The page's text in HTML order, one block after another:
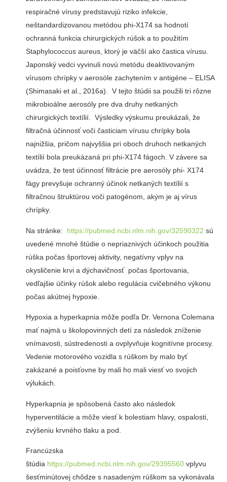
respiračné vírusy predstavujú riziko infekcie,
neštandardizovanou metódou phi-X174 sa hodnotí
ochranná funkcia chirurgických rúšok a to použitím
Staphylococcus aureus, ktorý je väčší ako častica vírusu.
Japonský vedci vyvinuli novú metódu deaktivovaným
vírusom chrípky v aerosóle zachytením v antigéne – ELISA
(Shimasaki et al., 2016a). V tejto štúdii sa použili tri rôzne
mikrobioálne aerosóly pre dva druhy netkaných
chirurgických textílií. Výsledky výskumu preukázali, že
filtračná účinnosť voči časticiam vírusu chrípky bola
najnižšia, pričom najvyššia pri oboch druhoch netkaných
textílií bola preukázaná pri phi-X174 fágoch. V závere sa
uvádza, že test účinnosť filtrácie pre aerosóly phi- X174
fágy prevyšuje ochranný účinok netkaných textílií s
filtračnou štruktúrou voči patogénom, akým je aj vírus
chrípky.
Na stránke: https://pubmed.ncbi.nlm.nih.gov/32590322 sú
uvedené mnohé štúdie o nepriaznivých účinkoch použitia
rúška počas športovej aktivity, negatívny vplyv na
okysličenie krvi a dýchavičnosť počas športovania,
vedľajšie účinky rúšok alebo regulácia cvičebného výkonu
počas akútnej hypoxie.
Hypoxia a hyperkapnia môže podľa Dr. Vernona Colemana
mať najmä u školopovinných detí za následok zníženie
vnímavosti, sústredenosti a ovplyvňuje kognitívne procesy.
Vedenie motorového vozidla s rúškom by malo byť
zakázané a poisťovne by mali ho mali viesť vo svojich
výlukách.
Hyperkapnia je spôsobená často ako následok
hyperventilácie a môže viesť k bolestiam hlavy, ospalosti,
zvýšeniu krvného tlaku a pod.
Francúzska
štúdia https://pubmed.ncbi.nlm.nih.gov/29395560vplyvu
šesťminútovej chôdze s nasadeným rúškom sa vykonávala